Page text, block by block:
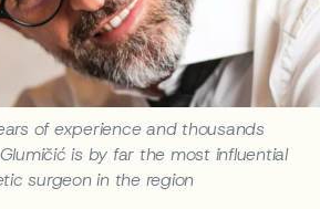
of experience and thousands
is by far the most influential
surgeon in the region